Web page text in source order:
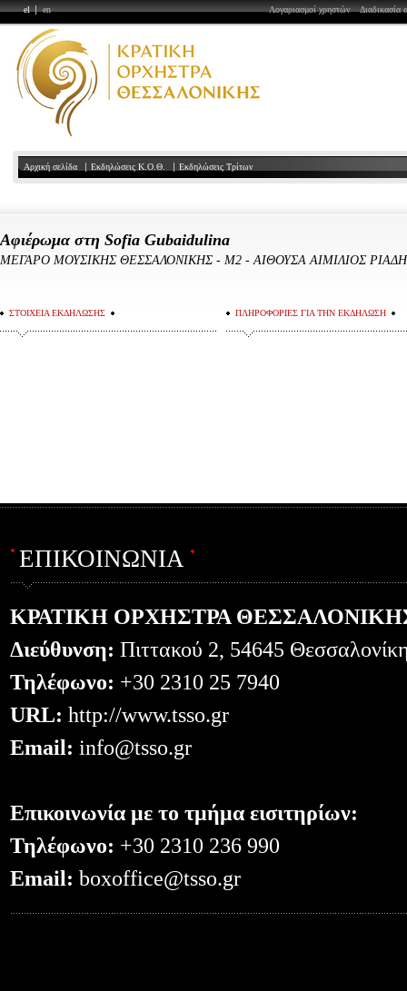
en
el Διαδικασία
Λογαριασμοί χρηστών
Αρχική σελίδα Εκδηλώσεις Κ.Ο.Θ. Εκδηλώσεις Τρίτων
Αφιέρωμα στη Sofia Gubaidulina
ΜΕΓΑΡΟ ΜΟΥΣΙΚΗΣ ΘΕΣΣΑΛΟΝΙΚΗΣ - Μ2 - ΑΙΘΟΥΣΑ ΑΙΜΙΛΙΟΣ
ΣΤΟΙΧΕΙΑ ΕΚΔΗΛΩΣΗΣ ΠΛΗΡΟΦΟΡΙΕΣ ΓΙΑ ΤΗΝ ΕΚΔΗΛΩΣΗ
ΕΠΙΚΟΙΝΩΝΙΑ
ΚΡΑΤΙΚΗ ΟΡΧΗΣΤΡΑ
Διεύθυνση: Πιττακού 2, 54645
Τηλέφωνο: +30 2310 25 7940
URL: http://www.tsso.gr
Email: info@tsso.gr
Επικοινωνία με το τμήμα εισιτηρίων:
Τηλέφωνο: +30 2310 236 990
Email: boxoffice@tsso.gr